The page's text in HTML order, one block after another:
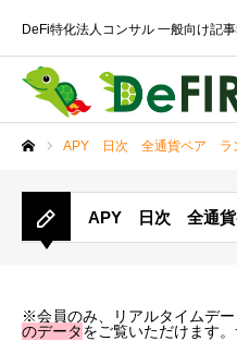
DeFi特化法人コンサル 一般向け記
APY 日次 全通貨ペア ラ
APY 日次 全通貨
※会員のみ、リアルタイムデー
のデータをご覧いただけます